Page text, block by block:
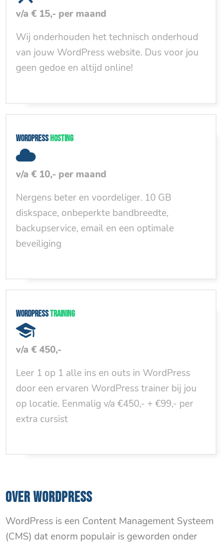
v/a € 15,- per maand
Wij onderhouden het technisch onderhoud
van jouw WordPress website. Dus voor jou
geen gedoe en altijd online!
WordPresshosting
v/a € 10,- per maand
Nergens beter en voordeliger. 10 GB
diskspace, onbeperkte bandbreedte,
backupservice, email en een optimale
beveiliging
WordPresstraining
v/a € 450,-
Leer 1 op 1 alle ins en outs in WordPress
door een ervaren WordPress trainer bij jou
op locatie. Eenmalig v/a €450,- + €99,- per
extra cursist
OVER WORDPRESS
WordPress is een Content Management Systeem
(CMS) dat enorm populair is geworden onder